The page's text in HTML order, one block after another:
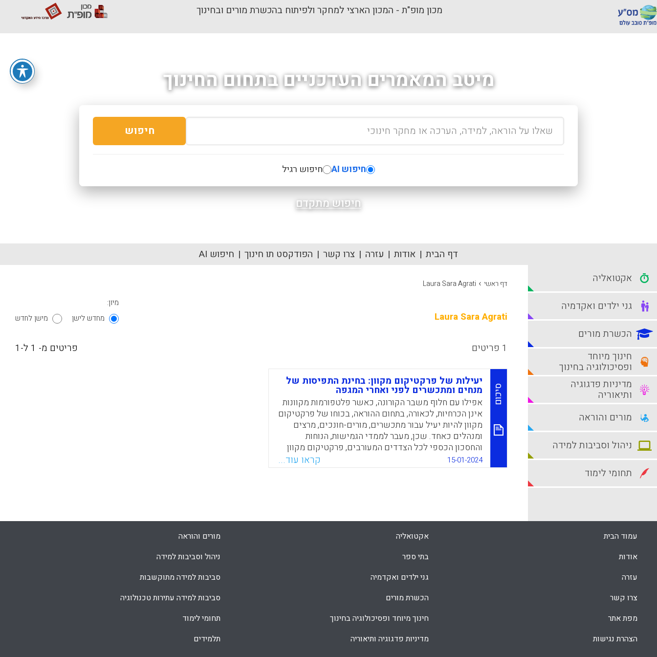
מכון מופ"ת - המכון הארצי למחקר ולפיתוח בהכשרת מורים ובחינוך
מיטב המאמרים העדכניים בתחום החינוך
חיפוש
חיפוש AI חיפוש רגיל
חיפוש מתקדם
דף הבית אודות עזרה צרו קשר הפודקסט תו חינוך חיפוש AI
דף ראשי ›
Laura Sara Agrati
Laura Sara Agrati
מיון:
מחדש לישן
מישן לחדש
1 פריטים פריטים מ- 1 ל-1
סיכום
יעילות של פרקטיקום מקוון: בחינת התפיסות של
מנחים ומתכשרים לפני ואחרי המגפה
אפילו עם חלוף משבר הקורונה, כאשר פלטפורמות מקוונות
אינן הכרחיות, לכאורה, בתחום ההוראה, בכוחו של פרקטיקום
מקוון להיות יעיל עבור מתכשרים, מורים-חונכים, מרצים
ומנהלים כאחד. שכן, מעבר לממדי הגמישות, הנוחות
והחסכון הכספי לכל הצדדים המעורבים, פרקטיקום מקוון
מסייע בהרחבת ההיצע הפרסונלי, הגדלת מצבת כוח האדם,
הטמעת טכנולוגיות מידע ותקשורת בחינוך, העמקת שיתופי
15-01-2024 קראו עוד...
אקטואליה
גני ילדים ואקדמיה
הכשרת מורים
חינוך מיוחד
ופסיכולוגיה בחינוך
מדיניות פדגוגיה
ותיאוריה
מורים והוראה
ניהול וסביבות למידה
תחומי לימוד
עמוד הבית
אודות
עזרה
צרו קשר
מפת אתר
הצהרת נגישות
אקטואליה
בתי ספר
גני ילדים ואקדמיה
הכשרת מורים
חינוך מיוחד ופסיכולוגיה בחינוך
מדיניות פדגוגיה ותיאוריה
מורים והוראה
ניהול וסביבות למידה
סביבות למידה מתוקשבות
סביבות למידה עתירות טכנולוגיה
תחומי לימוד
תלמידים